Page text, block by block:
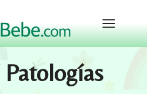
Patologías